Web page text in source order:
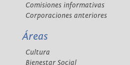
Comisiones informativas
Corporaciones anteriores
Áreas
Cultura
Bienestar Social